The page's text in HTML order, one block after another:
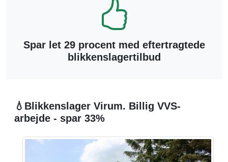
Spar let 29 procent med eftertragtede
blikkenslagertilbud
💧Blikkenslager Virum. Billig VVS-
arbejde - spar 33%